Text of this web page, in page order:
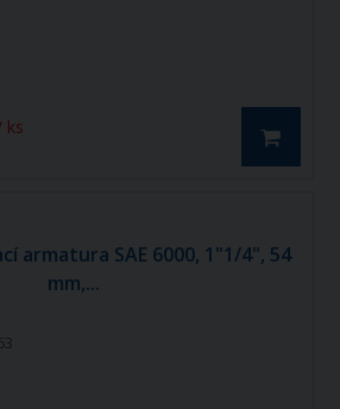
ks
armatura SAE 6000, 1"1/4", 54
mm,...